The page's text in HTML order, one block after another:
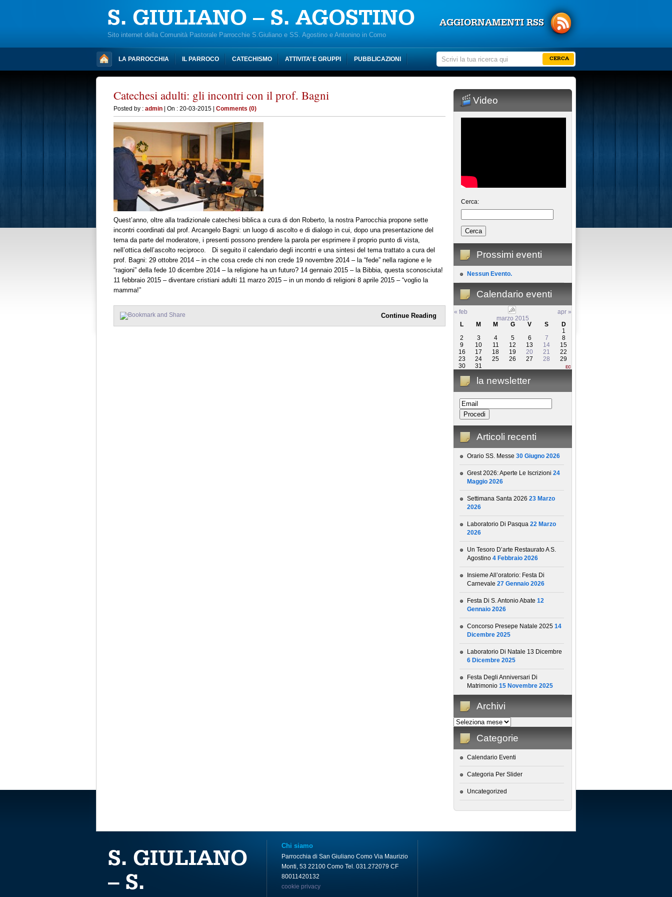
S. GIULIANO – S. AGOSTINO
Sito internet della Comunità Pastorale Parrocchie S.Giuliano e SS. Agostino e Antonino in Como
AGGIORNAMENTI RSS
LA PARROCCHIA IL PARROCO CATECHISMO ATTIVITA’ E GRUPPI PUBBLICAZIONI
Catechesi adulti: gli incontri con il prof. Bagni
Posted by : admin | On : 20-03-2015 | Comments (0)
Quest’anno, oltre alla tradizionale catechesi biblica a cura di don Roberto, la nostra Parrocchia propone sette
incontri coordinati dal prof. Arcangelo Bagni: un luogo di ascolto e di dialogo in cui, dopo una presentazione del
tema da parte del moderatore, i presenti possono prendere la parola per esprimere il proprio punto di vista,
nell’ottica dell’ascolto reciproco. Di seguito il calendario degli incontri e una sintesi del tema trattato a cura del
prof. Bagni: 29 ottobre 2014 – in che cosa crede chi non crede 19 novembre 2014 – la “fede” nella ragione e le
“ragioni” della fede 10 dicembre 2014 – la religione ha un futuro? 14 gennaio 2015 – la Bibbia, questa sconosciuta!
11 febbraio 2015 – diventare cristiani adulti 11 marzo 2015 – in un mondo di religioni 8 aprile 2015 – “voglio la
mamma!”
Continue Reading
Video
Cerca:
Prossimi eventi
Nessun Evento.
Calendario eventi
« feb
apr »
marzo 2015
L
M M G V S
D
1
2
3 4 5 6 7
8
9
10 11 12 13 14
15
16
17 18 19 20 21
22
23
24 25 26 27 28
29
30
31
la newsletter
Articoli recenti
Orario SS. Messe 30 Giugno 2026
Grest 2026: Aperte Le Iscrizioni 24
Maggio 2026
Settimana Santa 2026 23 Marzo
2026
Laboratorio Di Pasqua 22 Marzo
2026
Un Tesoro D’arte Restaurato A S.
Agostino 4 Febbraio 2026
Insieme All’oratorio: Festa Di
Carnevale 27 Gennaio 2026
Festa Di S. Antonio Abate 12
Gennaio 2026
Concorso Presepe Natale 2025 14
Dicembre 2025
Laboratorio Di Natale 13 Dicembre
6 Dicembre 2025
Festa Degli Anniversari Di
Matrimonio 15 Novembre 2025
Archivi
Categorie
Calendario Eventi
Categoria Per Slider
Uncategorized
S. GIULIANO
– S.
Chi siamo
Parrocchia di San Giuliano Como Via Maurizio
Monti, 53 22100 Como Tel. 031.272079 CF
80011420132
cookie privacy